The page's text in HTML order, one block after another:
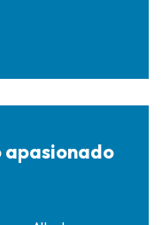
apasionado